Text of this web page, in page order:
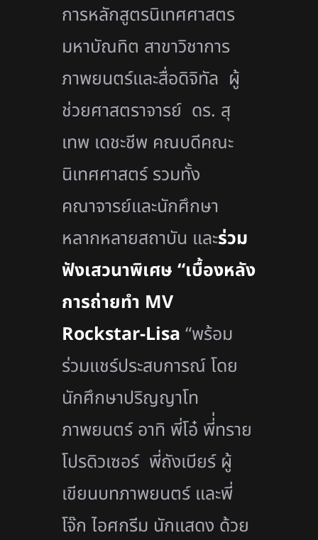
การหลักสูตรนิเทศศาสตร
มหาบัณทิต สาขาวิชาการ
ภาพยนตร์และสื่อดิจิทัล ผู้
ช่วยศาสตราจารย์ ดร. สุ
เทพ เดชะชีพ คณบดีคณะ
นิเทศศาสตร์ รวมทั้ง
คณาจารย์และนักศึกษา
หลากหลายสถาบัน และร่วม
ฟังเสวนาพิเศษ “เบื้องหลัง
การถ่ายทำ MV
Rockstar-Lisa “พร้อม
ร่วมแชร์ประสบการณ์ โดย
นักศึกษาปริญญาโท
ภาพยนตร์ อาทิ พี่โอ๋ พี่่ทราย
โปรดิวเซอร์ พี่ถังเบียร์ ผู้
เขียนบทภาพยนตร์ และพี่
โจ๊ก ไอศกรีม นักแสดง ด้วย